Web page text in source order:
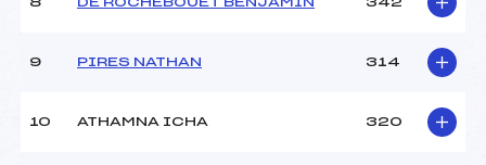
8 DE ROCHEBOUET BENJAMIN 342
9 PIRES NATHAN 314
10 ATHAMNA ICHA 320